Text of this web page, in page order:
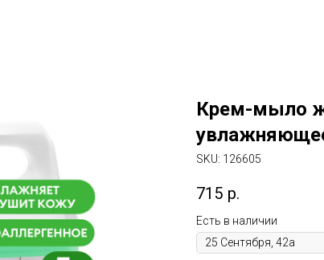
Крем-мыло
SKU: 126605
715 р.
Есть в наличии